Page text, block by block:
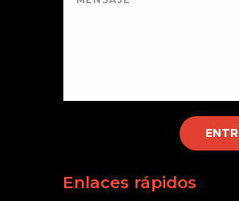
Enlaces rápidos